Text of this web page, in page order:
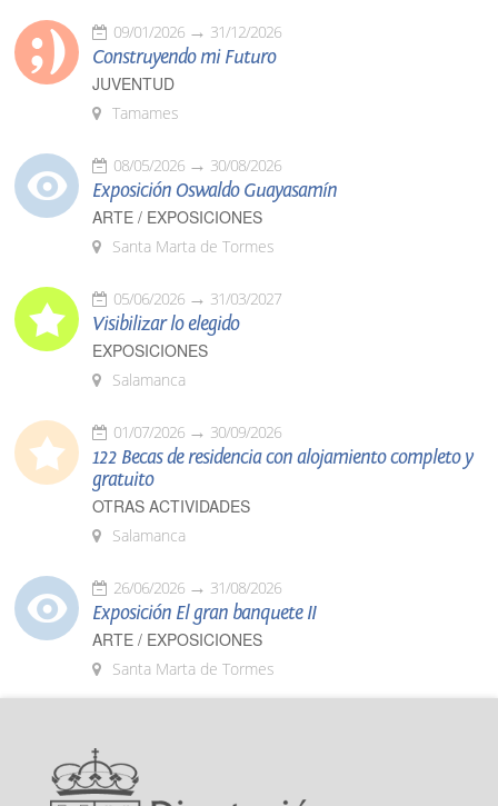
09/01/2026 31/12/2026
Construyendo mi Futuro
JUVENTUD
Tamames
08/05/2026 30/08/2026
Exposición Oswaldo Guayasamín
ARTE / EXPOSICIONES
Santa Marta de Tormes
05/06/2026 31/03/2027
Visibilizar lo elegido
EXPOSICIONES
Salamanca
01/07/2026 30/09/2026
122 Becas de residencia con alojamiento completo y
gratuito
OTRAS ACTIVIDADES
Salamanca
26/06/2026 31/08/2026
Exposición El gran banquete II
ARTE / EXPOSICIONES
Santa Marta de Tormes